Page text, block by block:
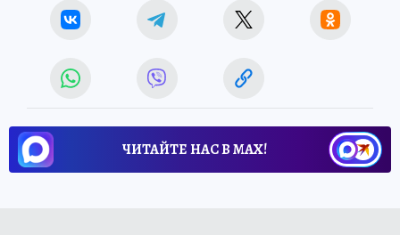
ЧИТАЙТЕ НАС В МАХ!